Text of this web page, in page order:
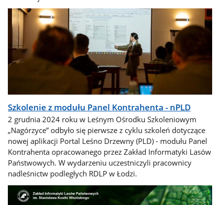
Szkolenie z modułu Panel Kontrahenta - nPLD
2 grudnia 2024 roku w Leśnym Ośrodku Szkoleniowym
„Nagórzyce” odbyło się pierwsze z cyklu szkoleń dotyczące
nowej aplikacji Portal Leśno Drzewny (PLD) - modułu Panel
Kontrahenta opracowanego przez Zakład Informatyki Lasów
Państwowych. W wydarzeniu uczestniczyli pracownicy
nadleśnictw podległych RDLP w Łodzi.